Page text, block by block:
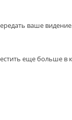
ваше
еще больше